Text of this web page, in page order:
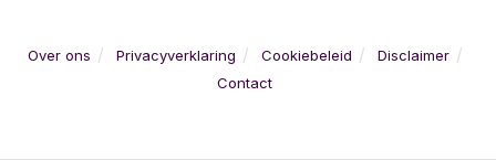
Over ons Privacyverklaring Cookiebeleid
Disclaimer
Contact